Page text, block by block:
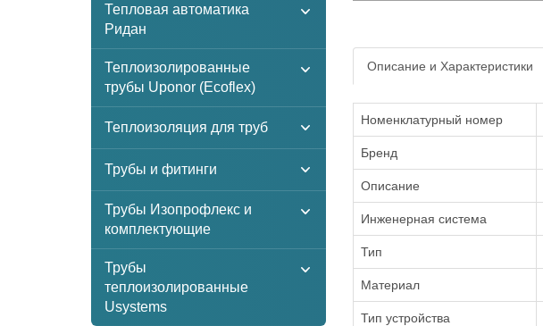
Тепловая автоматика
Ридан
Теплоизолированные
трубы Uponor (Ecoflex)
Теплоизоляция для труб
Трубы и фитинги
Трубы Изопрофлекс и
комплектующие
Трубы
теплоизолированные
Usystems
Описание и Характеристики
Номенклатурный номер
Бренд
Описание
Инженерная система
Тип
Материал
Тип устройства